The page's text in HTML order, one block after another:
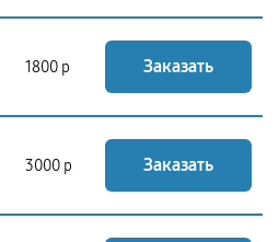
1800 р Заказать
3000 р Заказать